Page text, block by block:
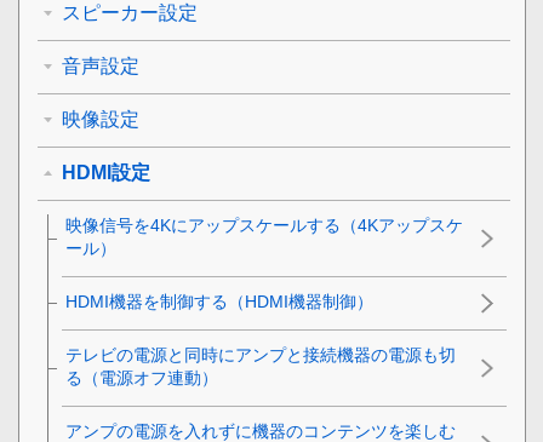
スピーカー設定
音声設定
映像設定
HDMI設定
映像信号を4Kにアップスケールする（4Kアップスケ
ール）
HDMI機器を制御する（HDMI機器制御）
テレビの電源と同時にアンプと接続機器の電源も切
る（電源オフ連動）
アンプの電源を入れずに機器のコンテンツを楽しむ